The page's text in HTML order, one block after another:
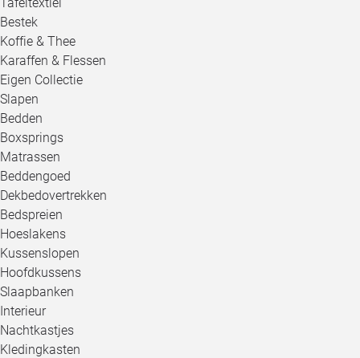
Bestek
Koffie & Thee
Karaffen & Flessen
Eigen Collectie
Slapen
Bedden
Boxsprings
Matrassen
Beddengoed
Dekbedovertrekken
Bedspreien
Hoeslakens
Kussenslopen
Hoofdkussens
Slaapbanken
Interieur
Nachtkastjes
Kledingkasten